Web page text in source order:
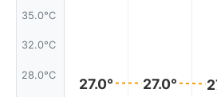
35.0°C
32.0°C
28.0°C
27.0° 27.0°